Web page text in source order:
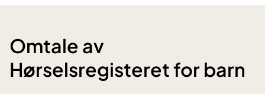
Omtale av
Hørselsregisteret for barn